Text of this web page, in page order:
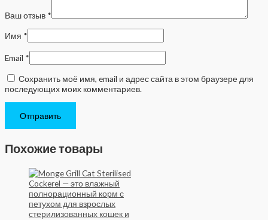
Ваш отзыв *
Имя *
Email *
Сохранить моё имя, email и адрес сайта в этом браузере для
последующих моих комментариев.
Похожие товары